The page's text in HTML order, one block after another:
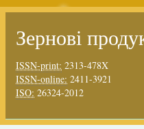
Зернові
ISSN-print: 2313-478X
ISSN-online: 2411-3921
ISO: 26324-2012